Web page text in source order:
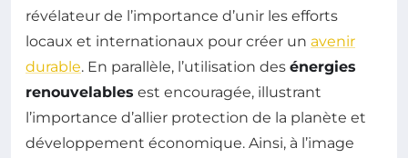
révélateur de l’importance d’unir les efforts
locaux et internationaux pour créer un avenir
durable. En parallèle, l’utilisation des énergies
renouvelables est encouragée, illustrant
l’importance d’allier protection de la planète et
développement économique. Ainsi, à l’image